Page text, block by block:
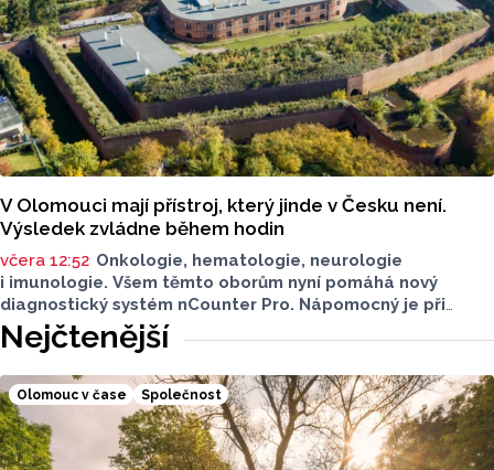
V Olomouci mají přístroj, který jinde v Česku není.
Výsledek zvládne během hodin
včera 12:52 Onkologie, hematologie, neurologie
i imunologie. Všem těmto oborům nyní pomáhá nový
diagnostický systém nCounter Pro. Nápomocný je při
správném určení příčin obtíží i v přesném a včasném
nasazení účinné léčby.
Nejčtenější
Olomouc v čase Společnost